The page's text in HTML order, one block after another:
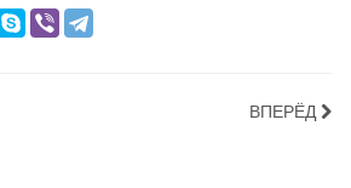
ВПЕРЁД